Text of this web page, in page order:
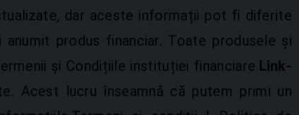
dar aceste informații pot fi diferite
produs financiar. Toate produsele și
și Condițiile instituției financiare.Link-
Acest lucru înseamnă că putem primi un